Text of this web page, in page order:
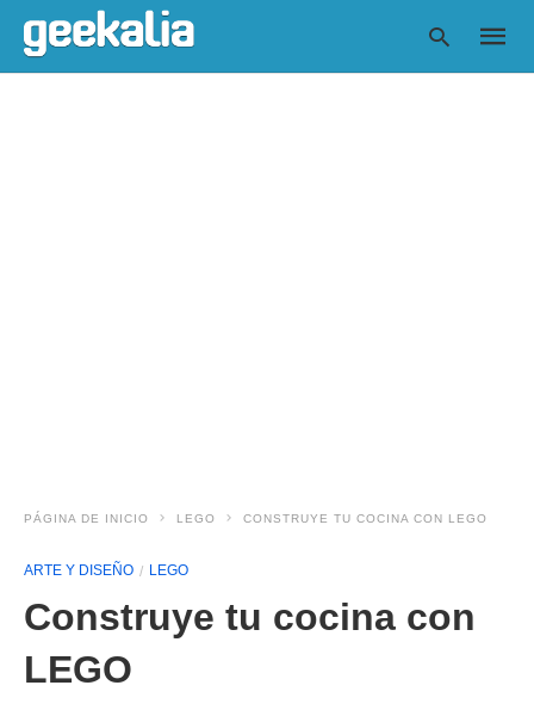
PÁGINA DE INICIO LEGO CONSTRUYE TU COCINA CON LEGO
ARTE Y DISEÑO LEGO
Construye tu cocina con
LEGO